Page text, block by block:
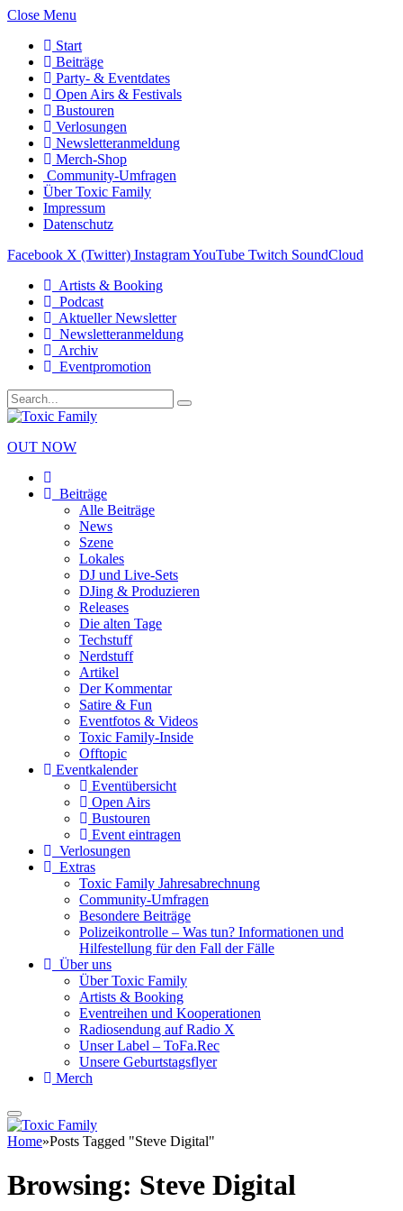
Close Menu
Start
Beiträge
Party- & Eventdates
Open Airs & Festivals
Bustouren
Verlosungen
Newsletteranmeldung
Merch-Shop
Community-Umfragen
Über Toxic Family
Impressum
Datenschutz
Facebook X (Twitter) InstagramYouTube Twitch SoundCloud
Artists & Booking
Podcast
Aktueller Newsletter
Newsletteranmeldung
Archiv
Eventpromotion
OUT NOW
Beiträge
Alle Beiträge
News
Szene
Lokales
DJ und Live-Sets
DJing & Produzieren
Releases
Die alten Tage
Techstuff
Nerdstuff
Artikel
Der Kommentar
Satire & Fun
Eventfotos & Videos
Toxic Family-Inside
Offtopic
Eventkalender
Eventübersicht
Open Airs
Bustouren
Event eintragen
Verlosungen
Extras
Toxic Family Jahresabrechnung
Community-Umfragen
Besondere Beiträge
Polizeikontrolle – Was tun? Informationen und
Hilfestellung für den Fall der Fälle
Über uns
Über Toxic Family
Artists & Booking
Eventreihen und Kooperationen
Radiosendung auf Radio X
Unser Label – ToFa.Rec
Unsere Geburtstagsflyer
Merch
Home»Posts Tagged "Steve Digital"
Browsing: Steve Digital